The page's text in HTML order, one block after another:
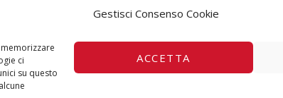
Gestisci Consenso Cookie
ci
su questo
ACCETTA
Direttore
i biglietti
Contatti
Cookie Policy